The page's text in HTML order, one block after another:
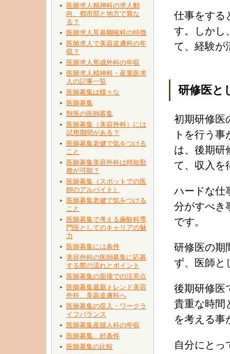
医師求人精神科の求人動
向、都市部と地方で異な
る？
医師求人耳鼻咽喉科の特徴
医師求人で美容皮膚科の年
収？
医師求人形成外科の年収
医師求人精神科・産業医求
人の記事一覧
医師募集は様々な
医師募集
獣医の医師募集
医師募集（美容外科）には
試用期間がある？
医師募集老健で気をつける
こと
医師募集美容外科は時短勤
務が可能？
医師募集（スポットでの医
師のアルバイト）
医師募集老健で気をつける
こと
医師募集で考える麻酔科専
門医としてのキャリアの魅
力
医師募集には条件
美容外科の医師募集に応募
する際の流れとポイント
医師募集の面接での注意点
医師募集最新トレンド美容
外科、美容皮膚科へ
医師募集の収入・ワークラ
イフバランス
医師募集産婦人科の年収
医師募集、好条件
医師募集の比較
仕事をする
す。しかし
て、経験が
研修医と
初期研修医
トを行う
は、後期研
て、収入を
ハードな仕
分がすべき
です。
研修医の期
ず、医師と
後期研修医
貴重な時間
を考える事
自分にとっ